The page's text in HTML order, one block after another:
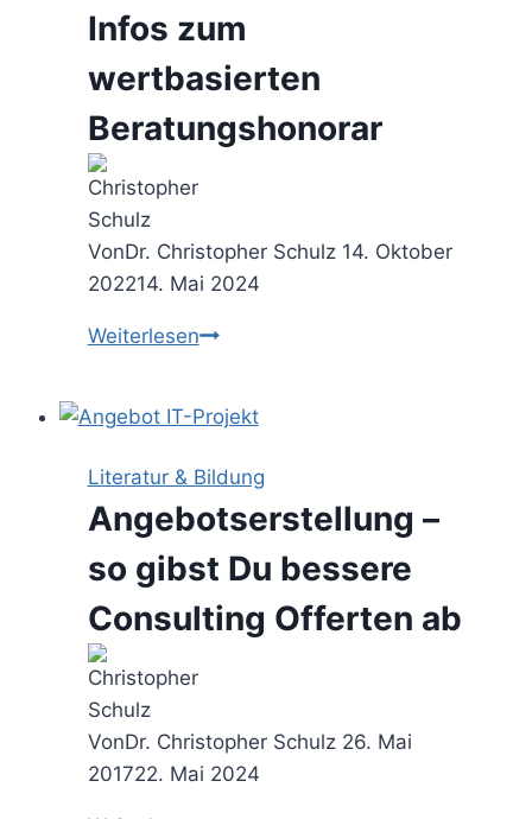
entzaubern
Infos zum
wertbasierten
Beratungshonorar
VonDr. Christopher Schulz 14. Oktober
202214. Mai 2024
WeiterlesenValue-
–
alle
zum
wertbasierten
Literatur & Bildung
Angebotserstellung –
so gibst Du bessere
Consulting Offerten ab
VonDr. Christopher Schulz 26. Mai
201722. Mai 2024